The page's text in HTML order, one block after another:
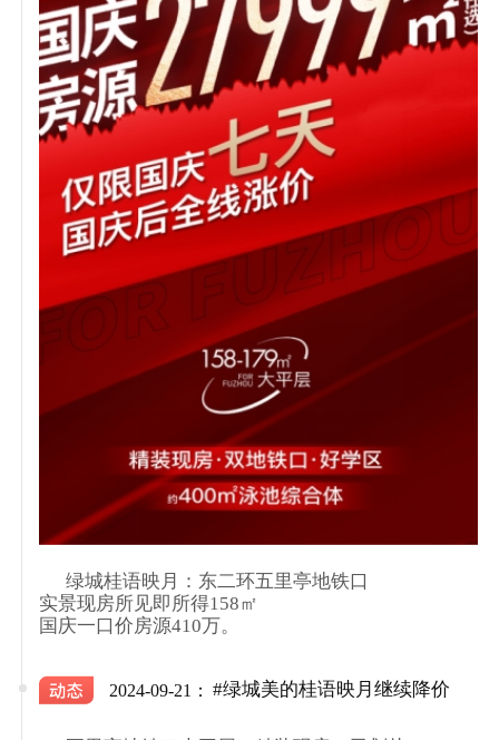
      绿城桂语映月：东二环五里亭地铁口
实景现房所见即所得158㎡
国庆一口价房源410万。
2024-09-21： #绿城美的桂语映月继续降价